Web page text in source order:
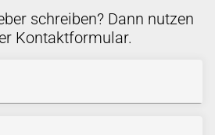
schreiben? Dann nutzen
Kontaktformular.